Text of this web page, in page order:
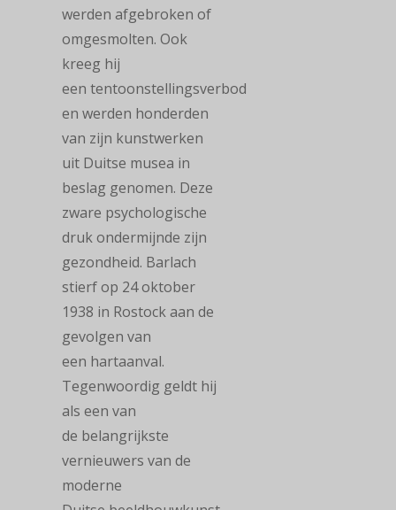
werden afgebroken of
omgesmolten. Ook
kreeg hij
een tentoonstellingsverbod
en werden honderden
van zijn kunstwerken
uit Duitse musea in
beslag genomen. Deze
zware psychologische
druk ondermijnde zijn
gezondheid. Barlach
stierf op 24 oktober
1938 in Rostock aan de
gevolgen van
een hartaanval.
Tegenwoordig geldt hij
als een van
de belangrijkste
vernieuwers van de
moderne